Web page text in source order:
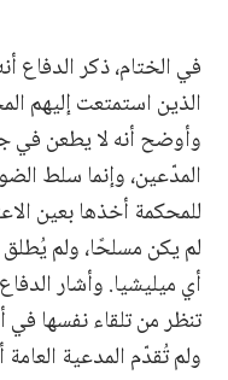
في الختام، ذكر
الذين استمتعت إليهم
وأوضح أنه لا يطعن في
المدّعين، وإنما سلط
للمحكمة أخذها بعين
لم يكن مسلحًا، ولم
أي ميليشيا. وأشار
تنظر من تلقاء نفسها في
ولم تُقدّم المدعية